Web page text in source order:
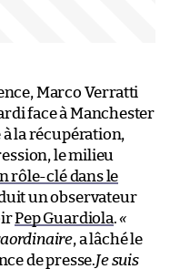
Marco Verratti
face à Manchester
à la récupération,
le milieu
rôle-clé dans le
un observateur
Pep Guardiola.«
, a lâché le
de presse.Je suis